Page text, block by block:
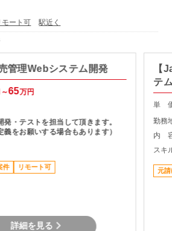
モート可 駅近く
管理Webシステム開発
65万円
発・テストを担当して頂きます。
義をお願いする場合もあります）
件 リモート可
詳細を見る
【
テ
単
勤務
内
スキ
元請